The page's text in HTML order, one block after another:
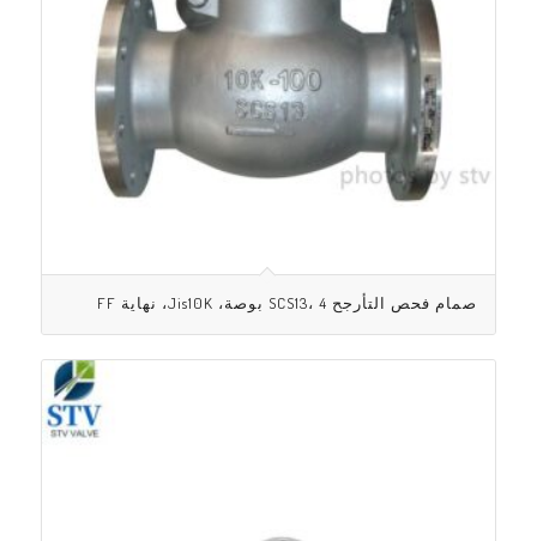
صمام فحص التأرجح SCS13، 4 بوصة، Jis10K، نهاية FF